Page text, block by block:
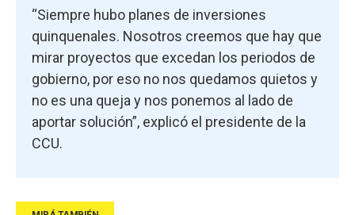
“Siempre hubo planes de inversiones
quinquenales. Nosotros creemos que hay que
mirar proyectos que excedan los periodos de
gobierno, por eso no nos quedamos quietos y
no es una queja y nos ponemos al lado de
aportar solución”, explicó el presidente de la
CCU.